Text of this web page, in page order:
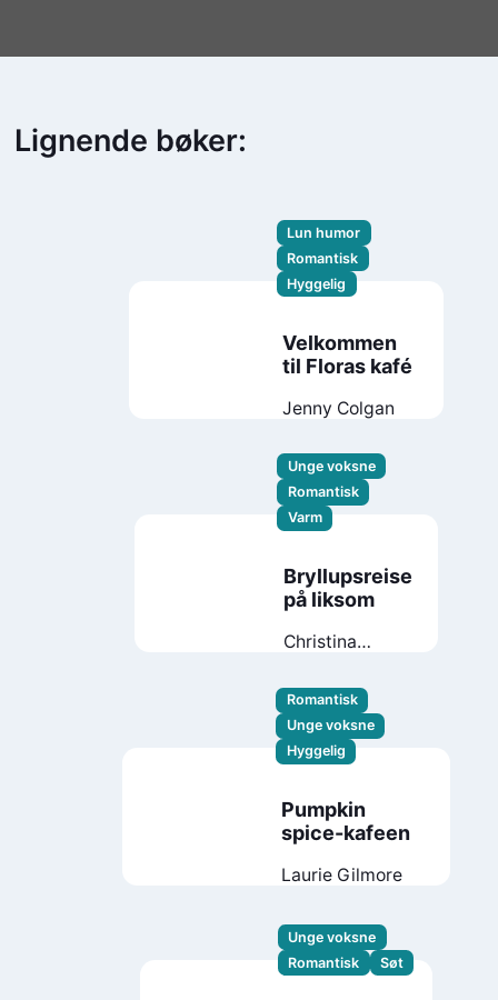
Lignende bøker:
Lun humor
Romantisk
Hyggelig
Velkommen
til Floras kafé
Jenny Colgan
Unge voksne
Romantisk
Varm
Bryllupsreise
på liksom
Christina
Romantisk
Unge voksne
Hyggelig
Pumpkin
spice-kafeen
Laurie Gilmore
Unge voksne
Romantisk
Søt